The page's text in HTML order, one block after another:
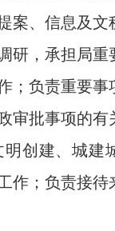
案、信息及文
研，承担局重
；负责重要事
审批事项的有
创建、城建
作；负责接待